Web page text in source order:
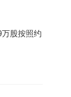
股按照约